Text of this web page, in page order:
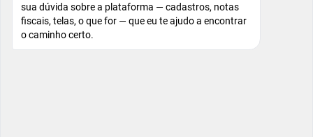
sua dúvida sobre a plataforma — cadastros, notas
fiscais, telas, o que for — que eu te ajudo a encontrar
o caminho certo.